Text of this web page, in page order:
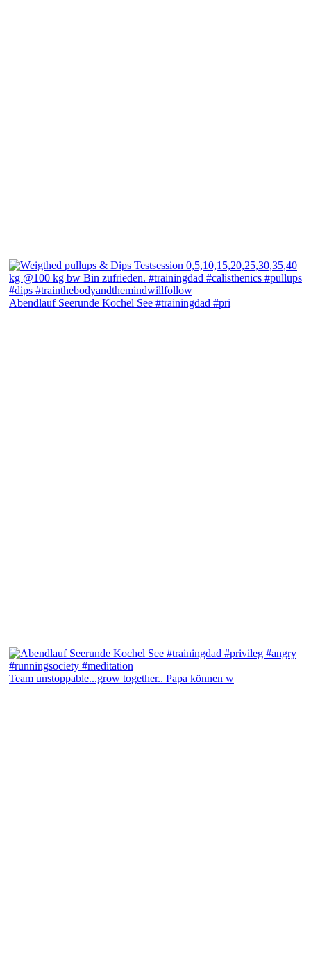
Abendlauf Seerunde Kochel See #trainingdad #pri
Team unstoppable...grow together.. Papa können w